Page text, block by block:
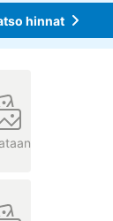
hinnat